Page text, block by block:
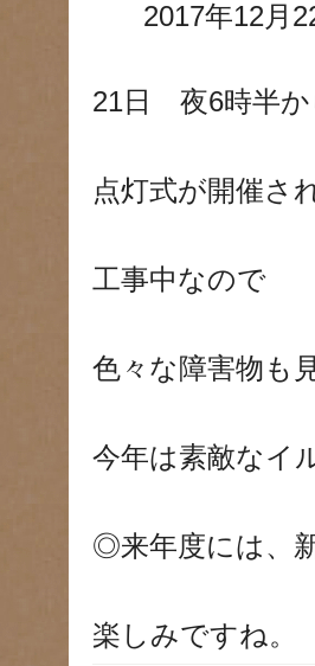
2017年12月
21日 夜6時半か
点灯式が開催さ
工事中なので
色々な障害物も
今年は素敵なイ
◎来年度には、
楽しみですね。